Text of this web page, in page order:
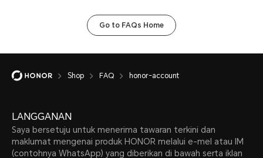
Go to FAQs Home
Shop FAQ honor-account
LANGGANAN
Saya bersetuju untuk menerima tawaran terkini dan
maklumat mengenai produk HONOR melalui e-mel atau IM
(contohnya WhatsApp) yang diberikan di bawah serta iklan